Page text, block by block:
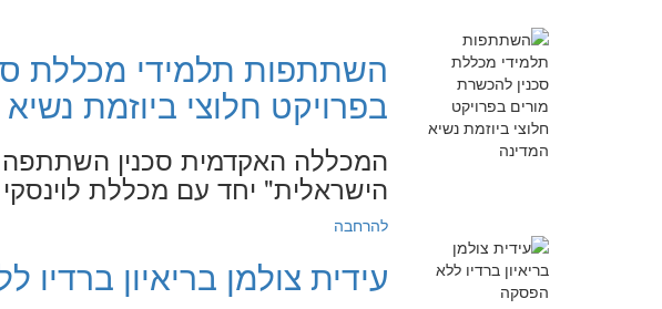
השתתפות תלמידי מכללת
בפרויקט חלוצי ביוזמת
המכללה האקדמית סכנין השתתפה
הישראלית" יחד עם מכללת לוינסקי
להרחבה
עידית צולמן בריאיון